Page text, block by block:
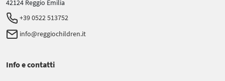
42124 Reggio Emilia
+39 0522 513752
info@reggiochildren.it
Info e contatti